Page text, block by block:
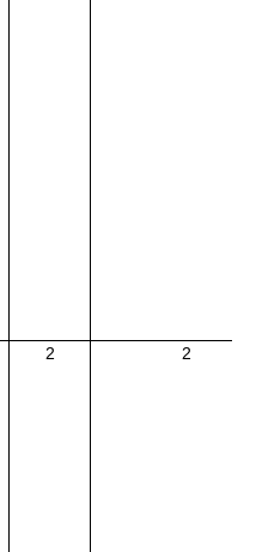
2 2